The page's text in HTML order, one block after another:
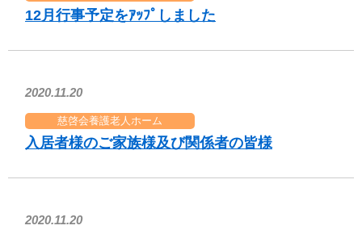
12月行事予定をｱｯﾌﾟしました
2020.11.20
慈啓会養護老人ホーム
入居者様のご家族様及び関係者の皆様
2020.11.20